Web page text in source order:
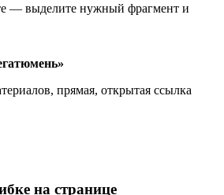
— выделите нужный фрагмент и
прямая, открытая ссылка
на странице